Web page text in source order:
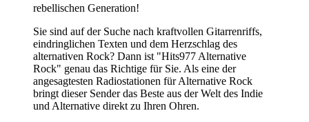
rebellischen Generation!
Sie sind auf der Suche nach kraftvollen Gitarrenriffs,
eindringlichen Texten und dem Herzschlag des
alternativen Rock? Dann ist "Hits977 Alternative
Rock" genau das Richtige für Sie. Als eine der
angesagtesten Radiostationen für Alternative Rock
bringt dieser Sender das Beste aus der Welt des Indie
und Alternative direkt zu Ihren Ohren.